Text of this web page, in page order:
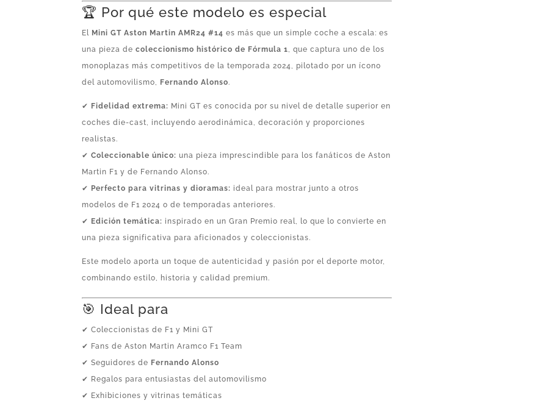
🏆 Por qué este modelo es especial
El Mini GT Aston Martin AMR24 #14 es más que un simple coche a escala: es
una pieza decoleccionismo histórico de Fórmula 1
, que captura uno de los
monoplazas más competitivos de la temporada 2024, pilotado por un ícono
del automovilismo, Fernando Alonso.
✔ Fidelidad extrema: Mini GT es conocida por su nivel de detalle superior en
coches die-cast, incluyendo aerodinámica, decoración y proporciones
realistas.
✔Coleccionable único: una pieza imprescindible para los fanáticos de Aston
Martin F1 y de Fernando Alonso.
✔ Perfecto para vitrinas y dioramas: ideal para mostrar junto a otros
modelos de F1 2024 o de temporadas anteriores.
✔ Edición temática: inspirado en un Gran Premio real, lo que lo convierte en
una pieza significativa para aficionados y coleccionistas.
Este modelo aporta un toque de autenticidad y pasión por el deporte motor,
combinando estilo, historia y calidad premium.
🎯 Ideal para
✔ Coleccionistas de F1 y Mini GT
✔ Fans de Aston Martin Aramco F1 Team
✔ Seguidores de Fernando Alonso
✔ Regalos para entusiastas del automovilismo
✔ Exhibiciones y vitrinas temáticas